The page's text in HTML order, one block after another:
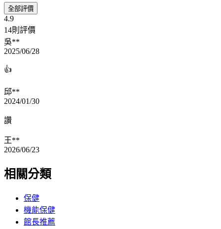
全部評價
4.9
14則評價
吳**
2025/06/28
👍
邱**
2024/01/30
讚
王**
2026/06/23
相關分類
保健
機能保健
館長推薦